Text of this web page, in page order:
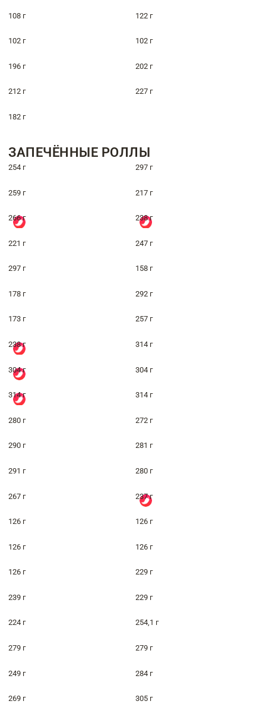
108 г 122 г
102 г 102 г
196 г 202 г
212 г 227 г
182 г
ЗАПЕЧЁННЫЕ РОЛЛЫ
254 г 297 г
259 г 217 г
266 г 238 г
221 г 247 г
297 г 158 г
178 г 292 г
173 г 257 г
238 г 314 г
304 г 304 г
314 г 314 г
280 г 272 г
290 г 281 г
291 г 280 г
267 г 237 г
126 г 126 г
126 г 126 г
126 г 229 г
239 г 229 г
224 г 254,1 г
279 г 279 г
249 г 284 г
269 г 305 г